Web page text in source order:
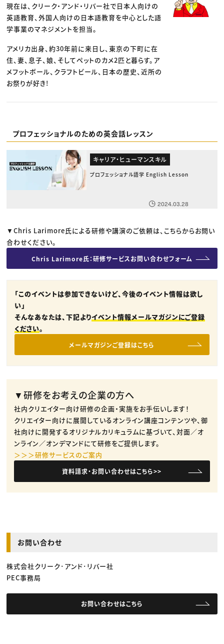
現在は、クリーク・アンド・リバー社で日本人向けの
英語教育、外国人向けの日本語教育を中心とした語
学事業のマネジメントを担当。
アメリカ出身、約30年前に来日し、東京の下町に在
住、妻、息子、娘、そしてペットのカメ2匹と暮らす。ア
メフットボール、クラフトビール、日本の歴史、近所の
お祭りが好き!
プロフェッショナルのための英会話レッスン
キャリア・ヒューマンスキル
プロフェッショナル語学 English Lesson
2024.03.28
▼Chris Larimore氏による研修や講演のご依頼は、こちらからお問い
合わせください。
Chris Larimore氏：研修サービスお問い合わせフォーム
「このイベントは参加できないけど、今後のイベント情報は欲し
い」
そんなあなたは、下記よりイベント情報メールマガジンにご登録
ください。
メールマガジンご登録はこちら
▼研修をお考えの企業の方へ
社内クリエイター向け研修の企画・実施をお手伝いします！
クリエイター向けに展開しているオンライン講座コンテンツや、御
社向けに開発するオリジナルカリキュラムに基づいて、対面／オ
ンライン／オンデマンドにて研修をご提供します。
＞＞＞研修サービスのご案内
資料請求・お問い合わせはこちら>>
お問い合わせ
株式会社クリーク･アンド･リバー社
PEC事務局
お問い合わせはこちら